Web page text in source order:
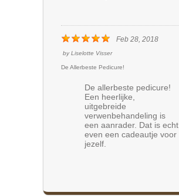
Feb 28, 2018
byLiselotte Visser
De Allerbeste Pedicure!
De allerbeste pedicure!
Een heerlijke,
uitgebreide
verwenbehandeling is
een aanrader. Dat is echt
even een cadeautje voor
jezelf.